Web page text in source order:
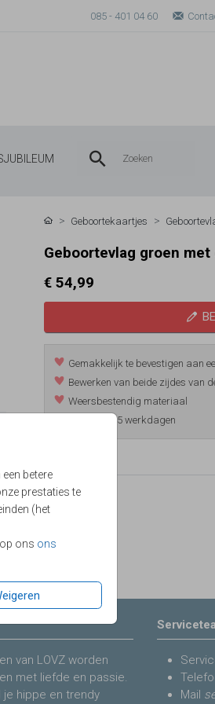
085 - 401 04 60
betere
prestaties te
(het
ons ons
Geboortekaartjes
Geboortevlag groen
€ 54,99
Gemakkelijk te bevestigen aan
Bewerken van beide zijdes van
Weersbestendig materiaal
Levertijd 3-5 werkdagen
Prijzen
van LOVZ worden
met liefde en passie.
je hippe en trendy
Mail